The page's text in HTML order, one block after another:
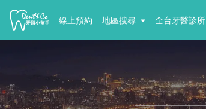
線上預約 地區搜尋 全台牙醫診所